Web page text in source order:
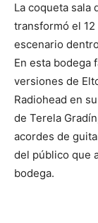
La coqueta sala
transformó el
escenario
En esta bodega
versiones de
Radiohead en
de Terela
acordes de
del público que
bodega.